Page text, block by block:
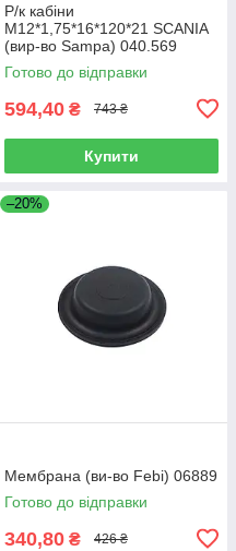
Р/к кабіни
M12*1,75*16*120*21 SCANIA
(вир-во Sampa) 040.569
Готово до відправки
594,40 ₴ 743 ₴
Купити
–20%
Мембрана (ви-во Febi) 06889
Готово до відправки
340,80 ₴ 426 ₴